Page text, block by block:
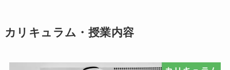
カリキュラム・授業内容